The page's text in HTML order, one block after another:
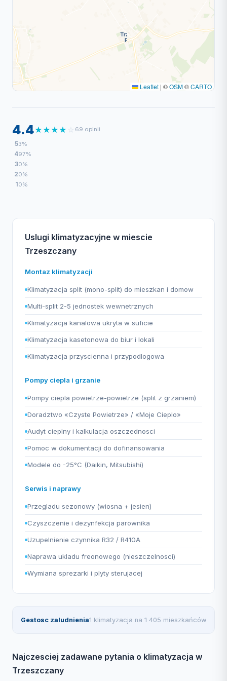
Leaflet | ©OSM©CARTO
4.4★★★★ 69 opinii
53%
497%
30%
20%
10%
Uslugi klimatyzacyjne w miescie
Trzeszczany
Montaz klimatyzacji
Klimatyzacja split (mono-split) do mieszkan i domow
Multi-split 2-5 jednostek wewnetrznych
Klimatyzacja kanalowa ukryta w suficie
Klimatyzacja kasetonowa do biur i lokali
Klimatyzacja przyscienna i przypodlogowa
Pompy ciepla i grzanie
Pompy ciepla powietrze-powietrze (split z grzaniem)
Doradztwo «Czyste Powietrze» / «Moje Cieplo»
Audyt cieplny i kalkulacja oszczednosci
Pomoc w dokumentacji do dofinansowania
Modele do -25°C (Daikin, Mitsubishi)
Serwis i naprawy
Przegladu sezonowy (wiosna + jesien)
Czyszczenie i dezynfekcja parownika
Uzupelnienie czynnika R32 / R410A
Naprawa ukladu freonowego (nieszczelnosci)
Wymiana sprezarki i plyty sterujacej
Gestosc zaludnienia1 klimatyzacja na 1 405 mieszkańców
Najczesciej zadawane pytania o klimatyzacja w
Trzeszczany